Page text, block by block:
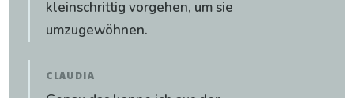
kleinschrittig vorgehen, um sie
umzugewöhnen.
CLAUDIA